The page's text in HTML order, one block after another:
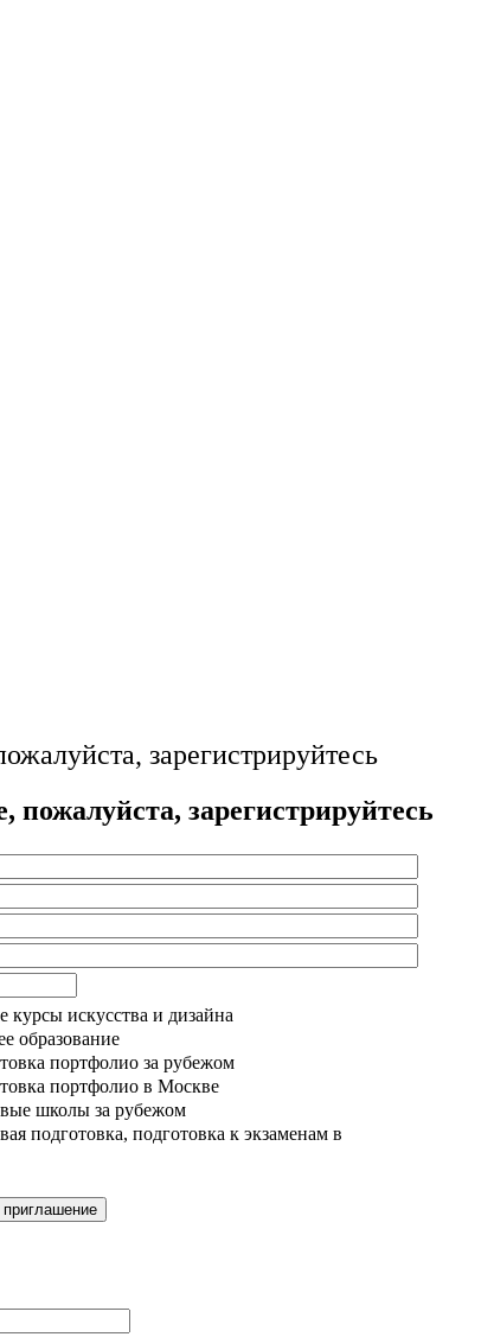
зарегистрируйтесь
зарегистрируйтесь
курсы искусства и дизайна
образование
портфолио за рубежом
портфолио в Москве
школы за рубежом
подготовка, подготовка к экзаменам в